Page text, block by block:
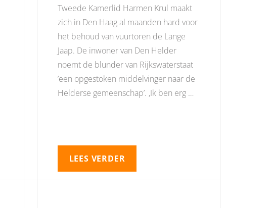
Tweede Kamerlid Harmen Krul maakt
zich in Den Haag al maanden hard voor
het behoud van vuurtoren de Lange
Jaap. De inwoner van Den Helder
noemt de blunder van Rijkswaterstaat
’een opgestoken middelvinger naar de
Helderse gemeenschap’. ,Ik ben erg …
LEES VERDER